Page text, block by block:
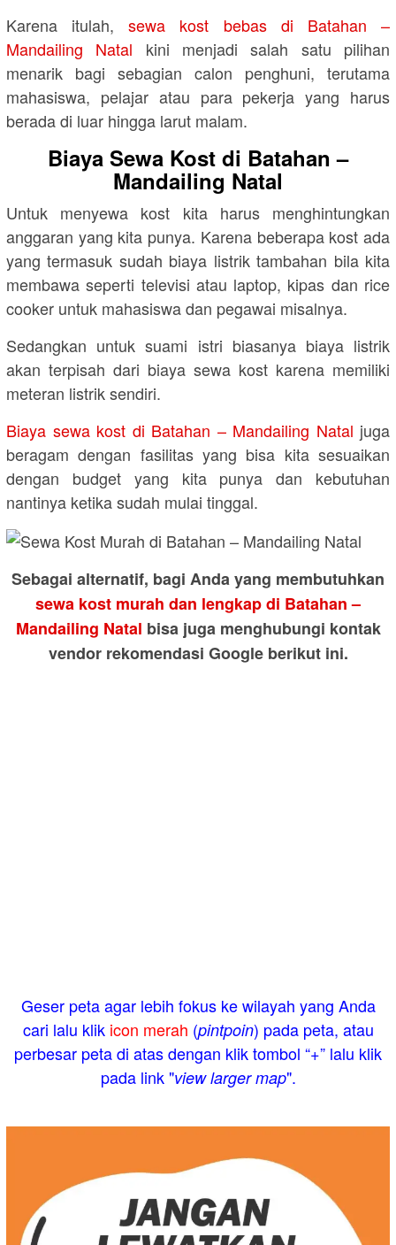
Karena itulah,sewa kost bebas di Batahan –
Mandailing Natal kini menjadi salah satu pilihan
menarik bagi sebagian calon penghuni, terutama
mahasiswa, pelajar atau para pekerja yang harus
berada di luar hingga larut malam.
Biaya Sewa Kost di Batahan –
Mandailing Natal
Untuk menyewa kost kita harus menghintungkan
anggaran yang kita punya. Karena beberapa kost ada
yang termasuk sudah biaya listrik tambahan bila kita
membawa seperti televisi atau laptop, kipas dan rice
cooker untuk mahasiswa dan pegawai misalnya.
Sedangkan untuk suami istri biasanya biaya listrik
akan terpisah dari biaya sewa kost karena memiliki
meteran listrik sendiri.
Biaya sewa kost di Batahan – Mandailing Natal juga
beragam dengan fasilitas yang bisa kita sesuaikan
dengan budget yang kita punya dan kebutuhan
nantinya ketika sudah mulai tinggal.
Sebagai alternatif, bagi Anda yang membutuhkan
sewa kost murah dan lengkap di Batahan –
Mandailing Natal bisa juga menghubungi kontak
vendor rekomendasi Google berikut ini.
Geser peta agar lebih fokus ke wilayah yang Anda
cari lalu klik icon merah (pintpoin) pada peta, atau
perbesar peta di atas dengan klik tombol “+” lalu klik
pada link "view larger map".